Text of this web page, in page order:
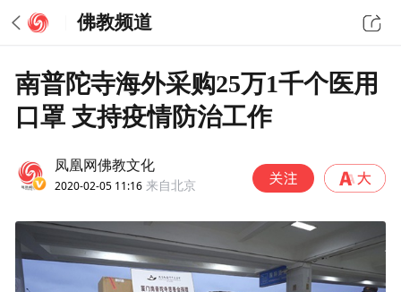
佛教频道
南普陀寺海外采购25万1千个医用
口罩 支持疫情防治工作
凤凰网佛教文化
2020-02-05 11:16 来自北京